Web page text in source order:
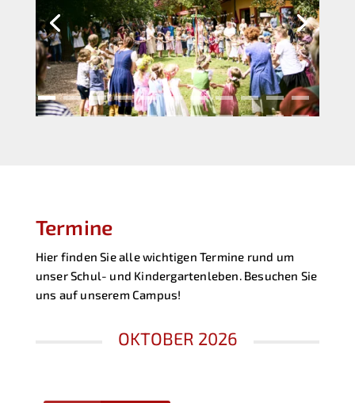
Lernen mit
Kopf, Herz und Hand
Termine
Hier finden Sie alle wichtigen Termine rund um
unser Schul- und Kindergartenleben. Besuchen Sie
uns auf unserem Campus!
OKTOBER 2026